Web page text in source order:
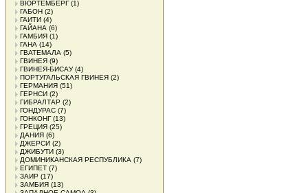
ВЮРТЕМБЕРГ(1)
ГАБОН (2)
ГАИТИ (4)
ГАЙАНА (6)
ГАМБИЯ (1)
ГАНА (14)
ГВАТЕМАЛА (5)
ГВИНЕЯ (9)
ГВИНЕЯ-БИСАУ(4)
ПОРТУГАЛЬСКАЯ ГВИНЕЯ (2)
ГЕРМАНИЯ (51)
ГЕРНСИ (2)
ГИБРАЛТАР (2)
ГОНДУРАС (7)
ГОНКОНГ(13)
ГРЕЦИЯ (25)
ДАНИЯ (6)
ДЖЕРСИ (2)
ДЖИБУТИ (3)
ДОМИНИКАНСКАЯ РЕСПУБЛИКА (7)
ЕГИПЕТ (7)
ЗАИР (17)
ЗАМБИЯ (13)